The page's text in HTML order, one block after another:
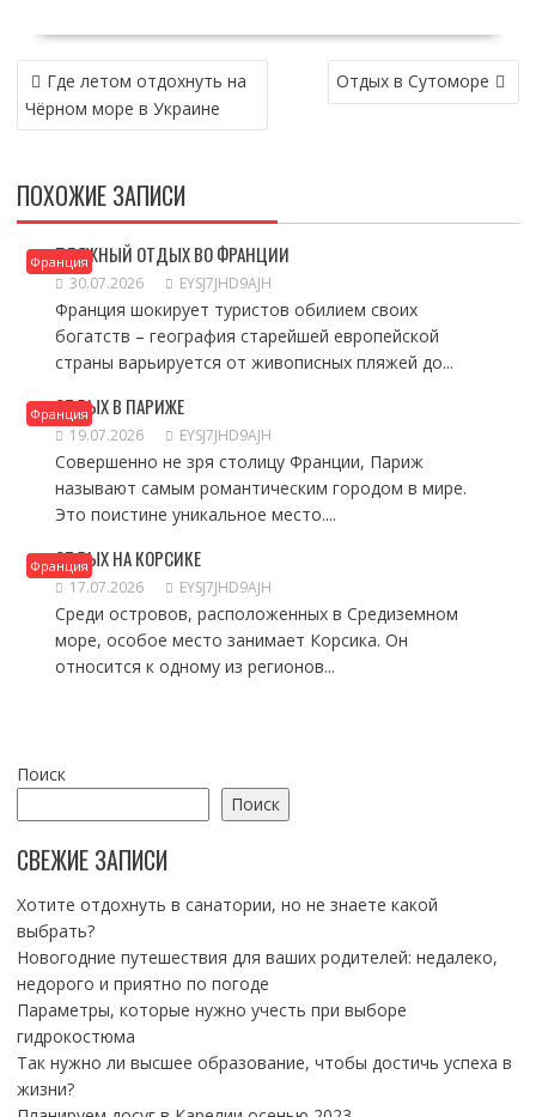
НАВИГАЦИЯ
ПО
ЗАПИСЯМ
Где летом отдохнуть на
Чёрном море в Украине
Отдых в Сутоморе
ПОХОЖИЕ ЗАПИСИ
Франция
ПЛЯЖНЫЙ ОТДЫХ ВО ФРАНЦИИ
30.07.2026 EYSJ7JHD9AJH
Франция шокирует туристов обилием своих
богатств – география старейшей европейской
страны варьируется от живописных пляжей до...
Франция
ОТДЫХ В ПАРИЖЕ
19.07.2026 EYSJ7JHD9AJH
Совершенно не зря столицу Франции, Париж
называют самым романтическим городом в мире.
Это поистине уникальное место....
Франция
ОТДЫХ НА КОРСИКЕ
17.07.2026 EYSJ7JHD9AJH
Среди островов, расположенных в Средиземном
море, особое место занимает Корсика. Он
относится к одному из регионов...
Поиск
Поиск
СВЕЖИЕ ЗАПИСИ
Хотите отдохнуть в санатории, но не знаете какой
выбрать?
Новогодние путешествия для ваших родителей: недалеко,
недорого и приятно по погоде
Параметры, которые нужно учесть при выборе
гидрокостюма
Так нужно ли высшее образование, чтобы достичь успеха в
жизни?